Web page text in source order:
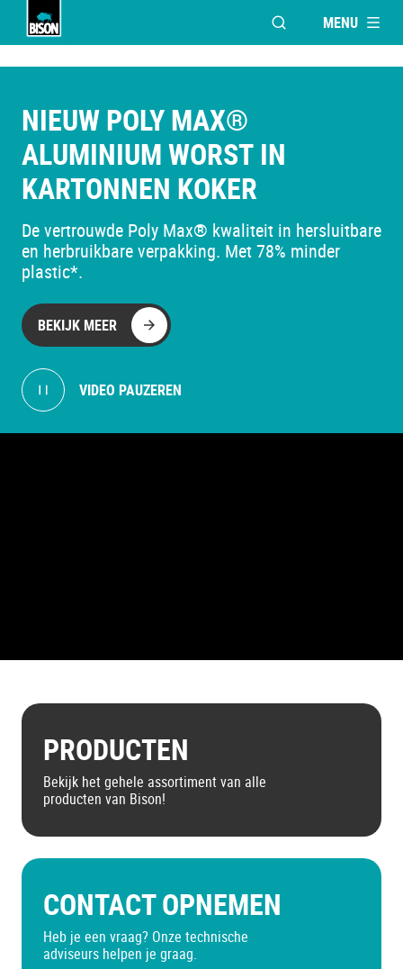
VENSTER OPENEN
MENU
NIEUW POLY MAX®
ALUMINIUM WORST IN
KARTONNEN KOKER
De vertrouwde Poly Max® kwaliteit in hersluitbare
en herbruikbare verpakking. Met 78% minder
plastic*.
BEKIJK MEER
VIDEO PAUZEREN
PRODUCTEN
Bekijk het gehele assortiment van alle
producten van Bison!
CONTACT OPNEMEN
Heb je een vraag? Onze technische
adviseurs helpen je graag.